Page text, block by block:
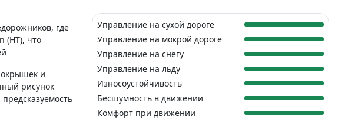
где
(HT), что
и
рисунок
Управление на сухой дороге
Управление на мокрой дороге
Управление на снегу
Управление на льду
Износоустойчивость
Бесшумность в движении
Комфорт при движении